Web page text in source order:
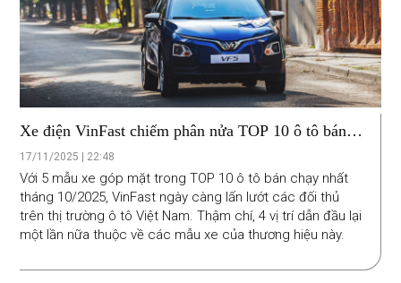
Xe điện VinFast chiếm phân nửa TOP 10 ô tô bán
chạy nhất Việt Nam tháng 10/2025
17/11/2025 | 22:48
Với 5 mẫu xe góp mặt trong TOP 10 ô tô bán chạy nhất
tháng 10/2025, VinFast ngày càng lấn lướt các đối thủ
trên thị trường ô tô Việt Nam. Thậm chí, 4 vị trí dẫn đầu lại
một lần nữa thuộc về các mẫu xe của thương hiệu này.